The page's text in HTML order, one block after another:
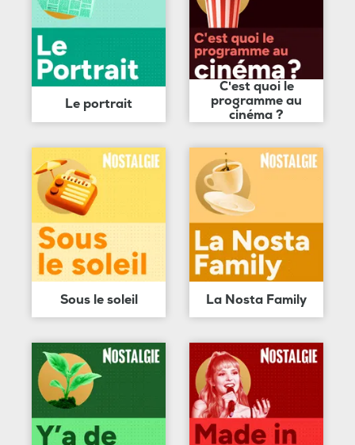
Le portrait
C'est quoi le
programme au
cinéma ?
Sous le soleil La Nosta Family